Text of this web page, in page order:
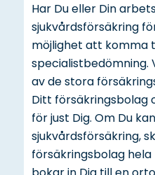
Har Du eller Din
sjukvårdsförsäkring
möjlighet att komma
specialistbedömning.
av de stora
Ditt försäkringsbolag
för just Dig. Om Du
sjukvårdsförsäkring,
försäkringsbolag